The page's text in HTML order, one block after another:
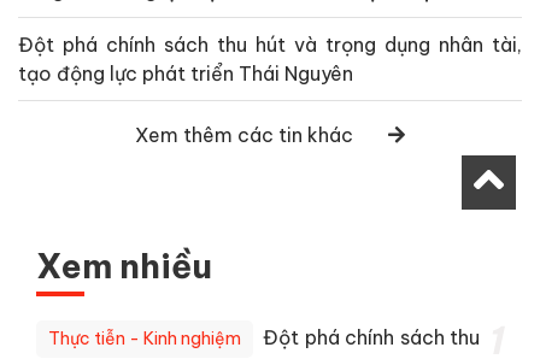
Đột phá chính sách thu hút và trọng dụng nhân tài,
tạo động lực phát triển Thái Nguyên
Xem thêm các tin khác
Xem nhiều
Thực tiễn - Kinh nghiệm
Đột phá chính sách thu